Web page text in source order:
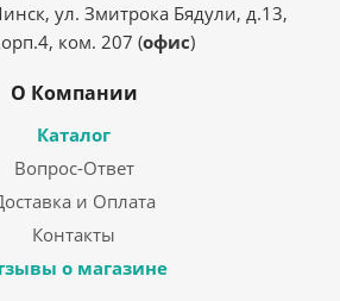
ул. Змитрока Бядули, д.13,
ком. 207 (офис)
О Компании
Каталог
Вопрос-Ответ
и Оплата
Контакты
о магазине